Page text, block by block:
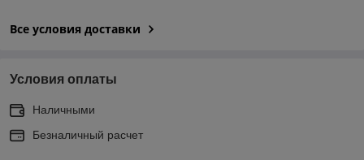
Все условия доставки
Условия оплаты
Наличными
Безналичный расчет